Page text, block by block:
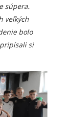
súpera.
veľkých
bolo
si